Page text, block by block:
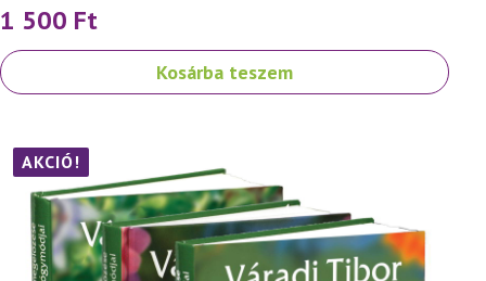
1 500 Ft
Kosárba teszem
AKCIÓ!